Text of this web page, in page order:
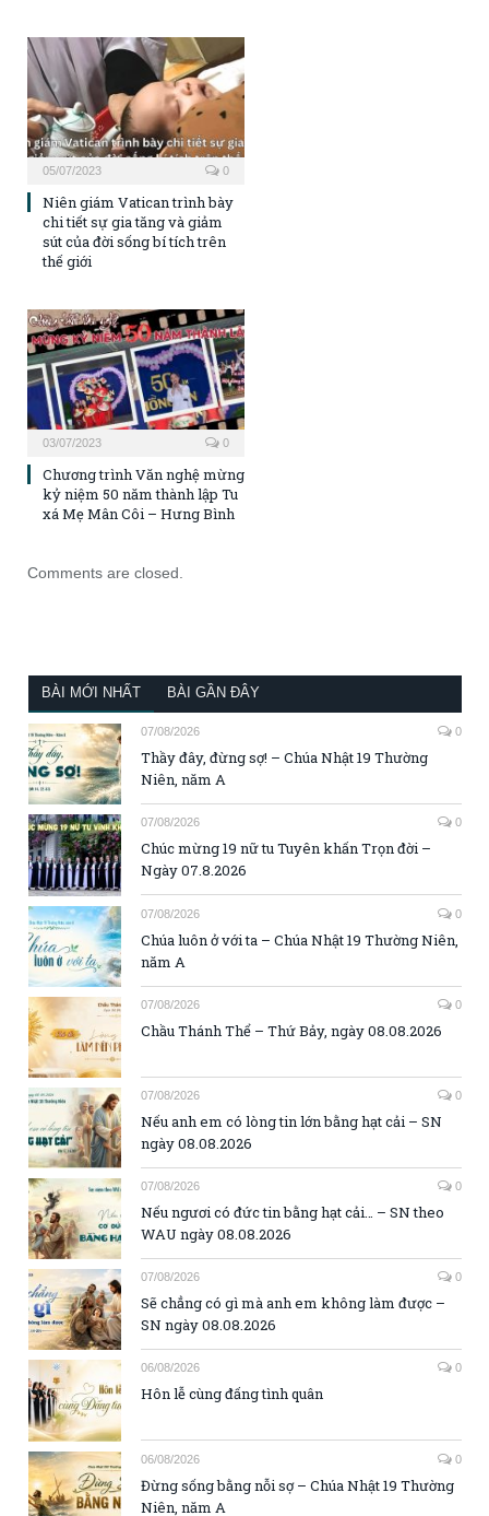
05/07/2023 0
Niên giám Vatican trình bày
chi tiết sự gia tăng và giảm
sút của đời sống bí tích trên
thế giới
03/07/2023 0
Chương trình Văn nghệ mừng
kỷ niệm 50 năm thành lập Tu
xá Mẹ Mân Côi – Hưng Bình
Comments are closed.
BÀI MỚI NHẤT BÀI GẦN ĐÂY
07/08/2026 0
Thầy đây, đừng sợ! – Chúa Nhật 19 Thường
Niên, năm A
07/08/2026 0
Chúc mừng 19 nữ tu Tuyên khấn Trọn đời –
Ngày 07.8.2026
07/08/2026 0
Chúa luôn ở với ta – Chúa Nhật 19 Thường Niên,
năm A
07/08/2026 0
Chầu Thánh Thể – Thứ Bảy, ngày 08.08.2026
07/08/2026 0
Nếu anh em có lòng tin lớn bằng hạt cải – SN
ngày 08.08.2026
07/08/2026 0
Nếu ngươi có đức tin bằng hạt cải… – SN theo
WAU ngày 08.08.2026
07/08/2026 0
Sẽ chẳng có gì mà anh em không làm được –
SN ngày 08.08.2026
06/08/2026 0
Hôn lễ cùng đấng tình quân
06/08/2026 0
Đừng sống bằng nỗi sợ – Chúa Nhật 19 Thường
Niên, năm A